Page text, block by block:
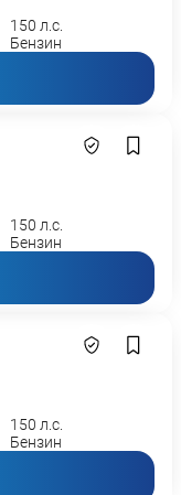
150 л.с.
Бензин
150 л.с.
Бензин
150 л.с.
Бензин